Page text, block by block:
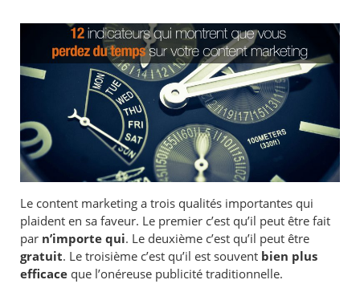
n
Le content marketing a trois qualités importantes qui
plaident en sa faveur. Le premier c’est qu’il peut être fait
par n’importe qui. Le deuxième c’est qu’il peut être
gratuit. Le troisième c’est qu’il est souvent bien plus
efficace que l’onéreuse publicité traditionnelle.